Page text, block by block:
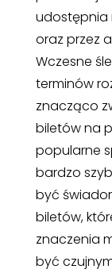
udostępnia
oraz przez
Wczesne
terminów
znacząco
biletów na
popularne
bardzo
być
biletów,
znaczenia
być